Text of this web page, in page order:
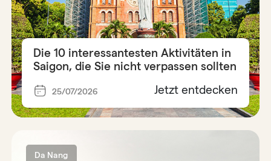
Die 10 interessantesten Aktivitäten in
Saigon, die Sie nicht verpassen sollten
25/07/2026 Jetzt entdecken
Da Nang